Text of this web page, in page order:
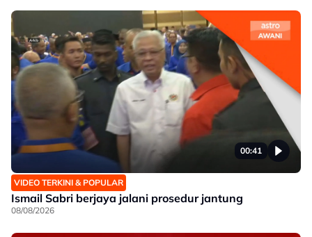
00:41
VIDEO TERKINI & POPULAR
Ismail Sabri berjaya jalani prosedur jantung
08/08/2026